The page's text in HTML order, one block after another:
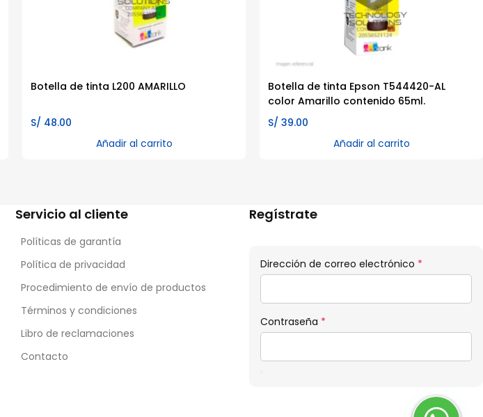
Botella de tinta L200 AMARILLO
S/ 48.00
Añadir al carrito
Botella de tinta Epson T544420-AL
color Amarillo contenido 65ml.
S/ 39.00
Añadir al carrito
Servicio al cliente
Políticas de garantía
Política de privacidad
Procedimiento de envío de productos
Términos y condiciones
Libro de reclamaciones
Contacto
Regístrate
Dirección de correo electrónico *
Contraseña *